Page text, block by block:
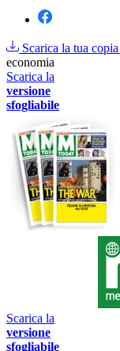
Scarica la tua copia
economia
Scarica la
versione
sfogliabile
Scarica la
versione
sfogliabile